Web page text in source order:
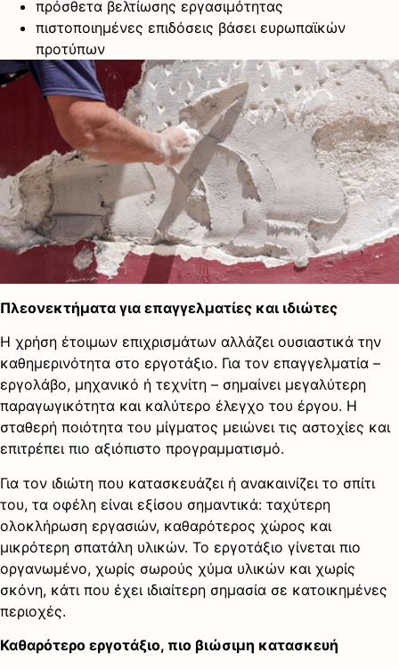
πρόσθετα βελτίωσης εργασιμότητας
πιστοποιημένες επιδόσεις βάσει ευρωπαϊκών
προτύπων
Πλεονεκτήματα για επαγγελματίες και ιδιώτες
Η χρήση έτοιμων επιχρισμάτων αλλάζει ουσιαστικά την
καθημερινότητα στο εργοτάξιο. Για τον επαγγελματία –
εργολάβο, μηχανικό ή τεχνίτη – σημαίνει μεγαλύτερη
παραγωγικότητα και καλύτερο έλεγχο του έργου. Η
σταθερή ποιότητα του μίγματος μειώνει τις αστοχίες και
επιτρέπει πιο αξιόπιστο προγραμματισμό.
Για τον ιδιώτη που κατασκευάζει ή ανακαινίζει το σπίτι
του, τα οφέλη είναι εξίσου σημαντικά: ταχύτερη
ολοκλήρωση εργασιών, καθαρότερος χώρος και
μικρότερη σπατάλη υλικών. Το εργοτάξιο γίνεται πιο
οργανωμένο, χωρίς σωρούς χύμα υλικών και χωρίς
σκόνη, κάτι που έχει ιδιαίτερη σημασία σε κατοικημένες
περιοχές.
Καθαρότερο εργοτάξιο, πιο βιώσιμη κατασκευή